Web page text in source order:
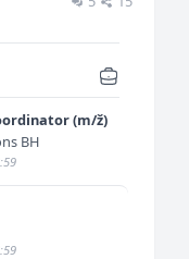
(m/ž)
BH